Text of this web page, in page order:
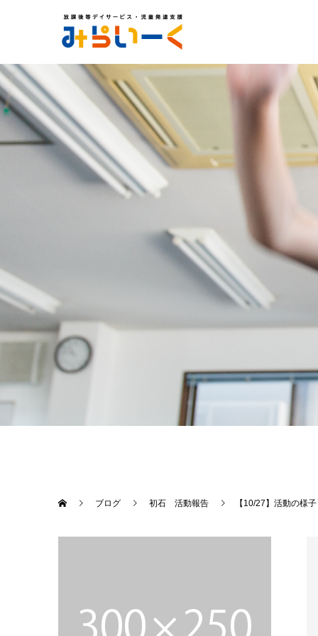
ブログ 初石 活動報告 【10/27】活動の様子